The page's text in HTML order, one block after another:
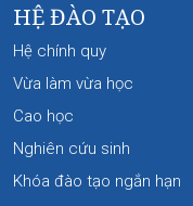
HỆ ĐÀO TẠO
Hệ chính quy
Vừa làm vừa học
Cao học
Nghiên cứu sinh
Khóa đào tạo ngắn hạn